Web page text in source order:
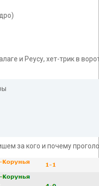
и Реусу, хет-трик в
за кого и почему